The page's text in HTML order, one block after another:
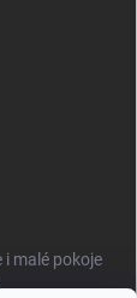
i malé pokoje